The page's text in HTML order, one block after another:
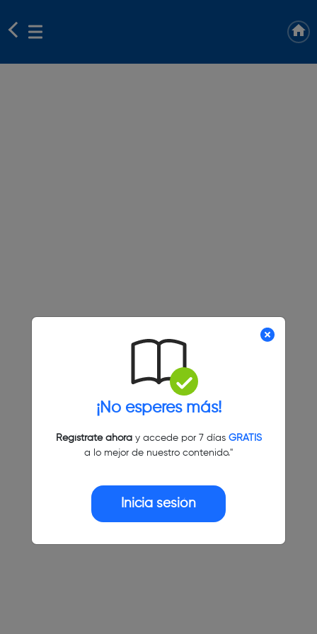
¡No esperes más!
Regístrate ahoray accede por 7 días GRATIS
a lo mejor de nuestro contenido."
Inicia sesión